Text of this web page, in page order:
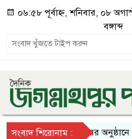
০৬:৫৮ পূর্বাহ্ন, শনিবার, ০৮
বঙ্গাব্দ
সংবাদ শিরোনাম :বিয়ের অনুষ্ঠানে